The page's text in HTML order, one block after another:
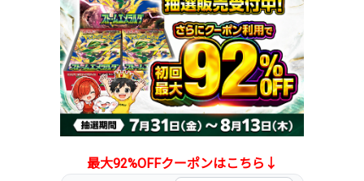
最大92%OFFクーポンはこちら↓